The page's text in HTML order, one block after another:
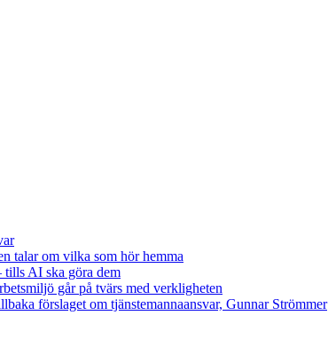
talar om vilka som hör hemma
tills AI ska göra dem
går på tvärs med verkligheten
förslaget om tjänstemannaansvar, Gunnar Strömmer